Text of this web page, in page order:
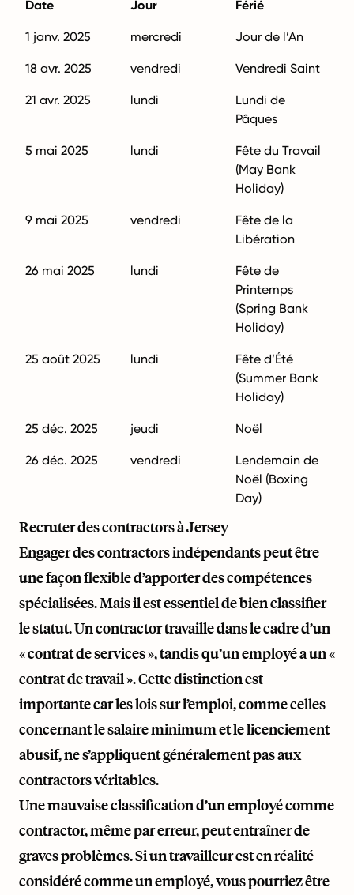
Date Jour Férié
1 janv. 2025 mercredi Jour de l’An
18 avr. 2025 vendredi Vendredi Saint
21 avr. 2025 lundi
Lundi de
Pâques
5 mai 2025 lundi
Fête du Travail
(May Bank
Holiday)
9 mai 2025 vendredi
Fête de la
Libération
26 mai 2025 lundi
Fête de
Printemps
(Spring Bank
Holiday)
25 août 2025 lundi
Fête d’Été
(Summer Bank
Holiday)
25 déc. 2025 jeudi Noël
26 déc. 2025 vendredi
Lendemain de
Noël (Boxing
Day)
Recruter des contractors à Jersey
Engager des contractors indépendants peut être
une façon flexible d’apporter des compétences
spécialisées. Mais il est essentiel de bien classifier
le statut. Un contractor travaille dans le cadre d’un
« contrat de services », tandis qu’un employé a un «
contrat de travail ». Cette distinction est
importante car les lois sur l’emploi, comme celles
concernant le salaire minimum et le licenciement
abusif, ne s’appliquent généralement pas aux
contractors véritables.
Une mauvaise classification d’un employé comme
contractor, même par erreur, peut entraîner de
graves problèmes. Si un travailleur est en réalité
considéré comme un employé, vous pourriez être